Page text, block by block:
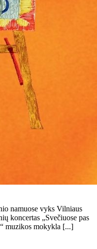
namuose vyks Vilniaus
koncertas „Svečiuose pas
muzikos mokykla [...]